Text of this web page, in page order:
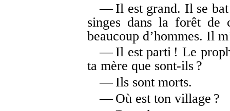
— Il est grand. Il se bat
singes dans la forêt de
beaucoup d’hommes. Il
— Il est parti ! Le
ta mère que sont-ils ?
— Ils sont morts.
— Où est ton village ?